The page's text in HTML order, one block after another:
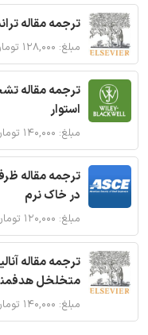
ترجمه مقاله
مبلغ: ۱۲۸,۰۰۰ تومان
ترجمه مقاله
استوار
مبلغ: ۱۴۰,۰۰۰ تومان
ترجمه مقاله
در خاک نرم
مبلغ: ۱۲۰,۰۰۰ تومان
ترجمه مقاله
متخلخل
مبلغ: ۱۴۰,۰۰۰ تومان